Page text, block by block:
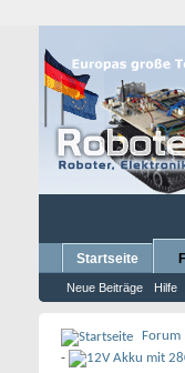
Startseite
Neue Beiträge Hilfe
Forum
-